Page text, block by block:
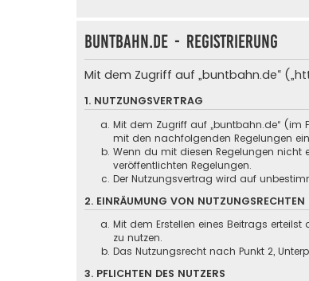
buntbahn.de - Registrierung
Mit dem Zugriff auf „buntbahn.de“
1. NUTZUNGSVERTRAG
Mit dem Zugriff auf „buntbahn.de“ (im
mit den nachfolgenden Regelungen
Wenn du mit diesen Regelungen nicht
veröffentlichten Regelungen.
Der Nutzungsvertrag wird auf
2. EINRÄUMUNG VON NUTZUNGSRECHTEN
Mit dem Erstellen eines Beitrags
zu nutzen.
Das Nutzungsrecht nach Punkt 2,
3. PFLICHTEN DES NUTZERS